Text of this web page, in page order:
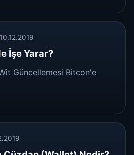
10.12.2019
İşe Yarar?
Güncellemesi Bitcon'e